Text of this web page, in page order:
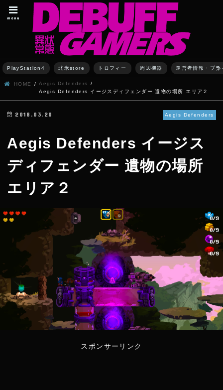
menu
PlayStation4 北米store トロフィー 周辺機器 運営者情報・プ
HOME
Aegis Defenders
Aegis Defenders イージスディフェンダー 遺物の場所 エリア２
Aegis Defenders
2018.03.20
Aegis Defenders イージス
ディフェンダー 遺物の場所
エリア２
スポンサーリンク